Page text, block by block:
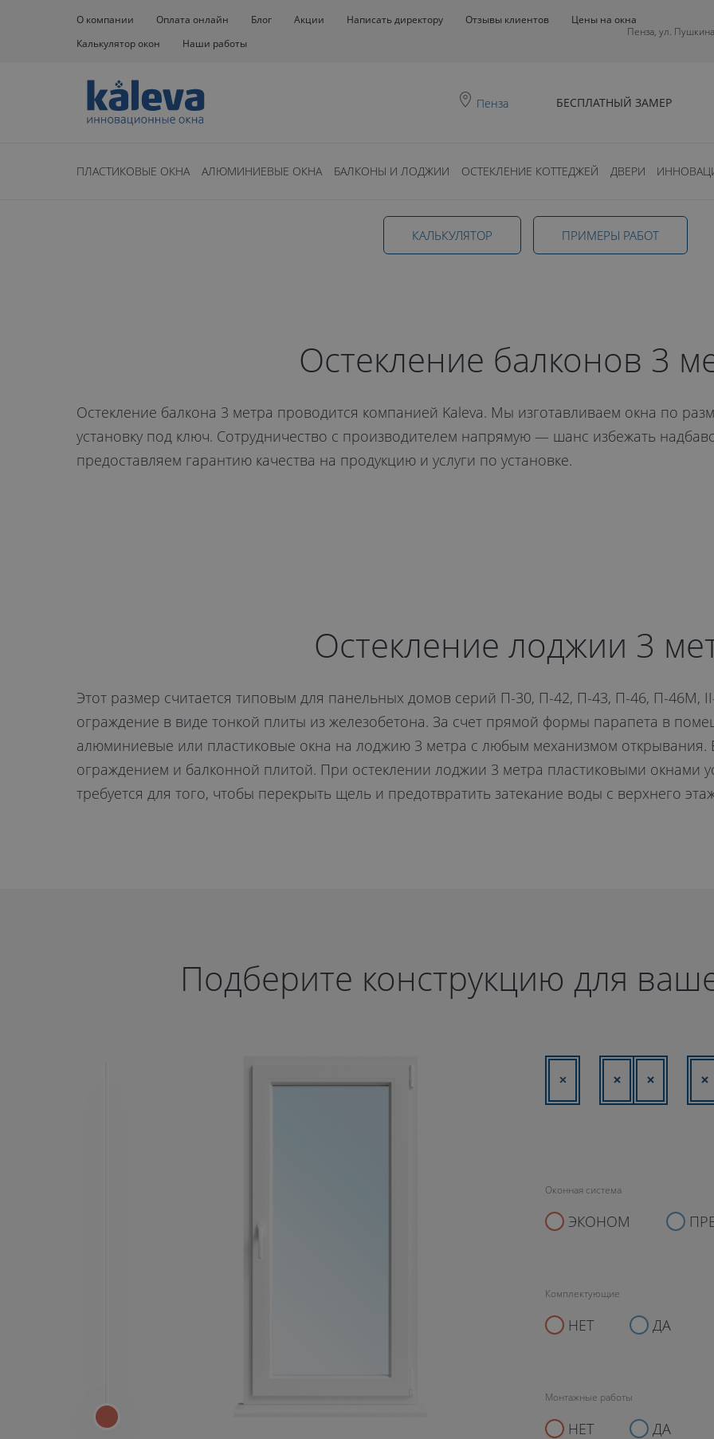
О компании Оплата онлайн Блог Акции Написать директору Отзывы клиентов
Цены на окна
Калькулятор окон
Наши работы
Пенза, ул.
Пенза БЕСПЛАТНЫЙ ЗАМЕР
ПЛАСТИКОВЫЕ ОКНА АЛЮМИНИЕВЫЕ ОКНА БАЛКОНЫ И ЛОДЖИИ ОСТЕКЛЕНИЕ КОТТЕДЖЕЙ ДВЕРИ
от 12 600 руб.
Окна Окна на балкон 3 метра
КАЛЬКУЛЯТОР ПРИМЕРЫ РАБОТ
Остекление балконов 3
Остекление балкона 3 метра проводится компанией Kaleva. Мы изготавливаем окна по
установку под ключ. Сотрудничество с производителем напрямую — шанс избежать
предоставляем гарантию качества на продукцию и услуги по установке.
Остекление лоджии 3
Этот размер считается типовым для панельных домов серий П-30, П-42, П-43, П-46, П-46М,
ограждение в виде тонкой плиты из железобетона. За счет прямой формы парапета в
алюминиевые или пластиковые окна на лоджию 3 метра с любым механизмом открывания.
ограждением и балконной плитой. При остеклении лоджии 3 метра пластиковыми окнами
требуется для того, чтобы перекрыть щель и предотвратить затекание воды с верхнего
Подберите конструкцию для
Оконная система
ЭКОНОМ
Комплектующие
НЕТ ДА
Монтажные работы
НЕТ ДА